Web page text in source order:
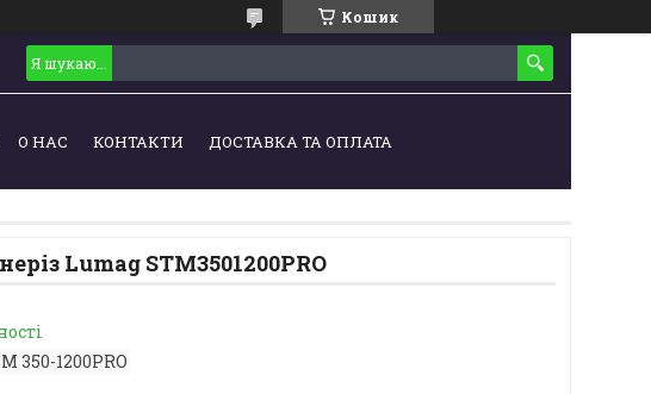
Кошик
О НАС КОНТАКТИ ДОСТАВКА ТА ОПЛАТА
Lumag STM3501200PRO
350-1200PRO